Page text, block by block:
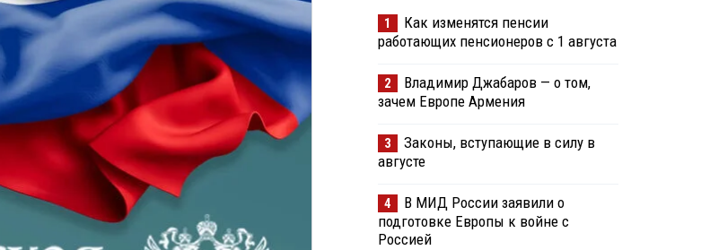
1
Как изменятся пенсии
работающих пенсионеров с 1 августа
2
Владимир Джабаров — о том,
зачем Европе Армения
3
Законы, вступающие в силу в
августе
4
В МИД России заявили о
подготовке Европы к войне с
Россией